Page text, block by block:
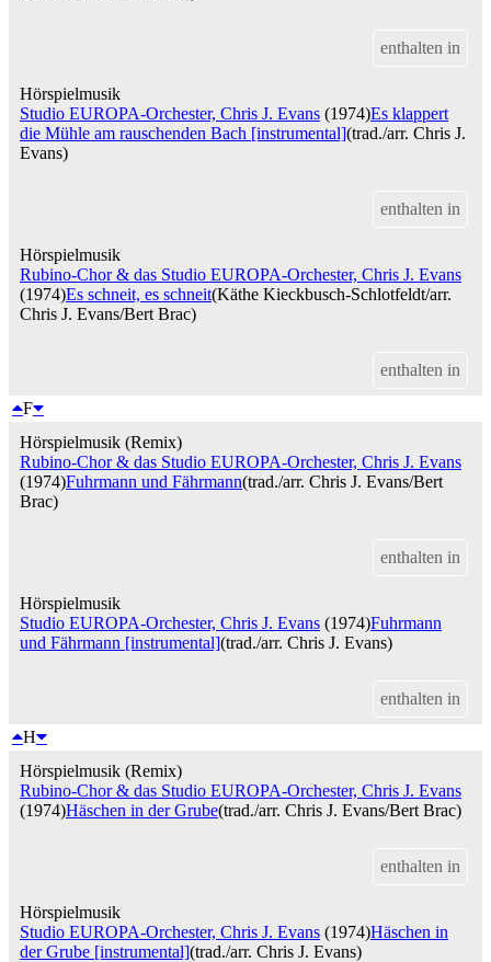
enthalten in
Hörspielmusik
Studio EUROPA-Orchester, Chris J. Evans (1974)Es klappert
die Mühle am rauschenden Bach [instrumental](trad./arr. Chris J.
Evans)
enthalten in
Hörspielmusik
Rubino-Chor & das Studio EUROPA-Orchester, Chris J. Evans
(1974)Es schneit, es schneit(Käthe Kieckbusch-Schlotfeldt/arr.
Chris J. Evans/Bert Brac)
enthalten in
F
Hörspielmusik (Remix)
Rubino-Chor & das Studio EUROPA-Orchester, Chris J. Evans
(1974)Fuhrmann und Fährmann(trad./arr. Chris J. Evans/Bert
Brac)
enthalten in
Hörspielmusik
Studio EUROPA-Orchester, Chris J. Evans (1974)Fuhrmann
und Fährmann [instrumental](trad./arr. Chris J. Evans)
enthalten in
H
Hörspielmusik (Remix)
Rubino-Chor & das Studio EUROPA-Orchester, Chris J. Evans
(1974)Häschen in der Grube(trad./arr. Chris J. Evans/Bert Brac)
enthalten in
Hörspielmusik
Studio EUROPA-Orchester, Chris J. Evans (1974)Häschen in
der Grube [instrumental](trad./arr. Chris J. Evans)